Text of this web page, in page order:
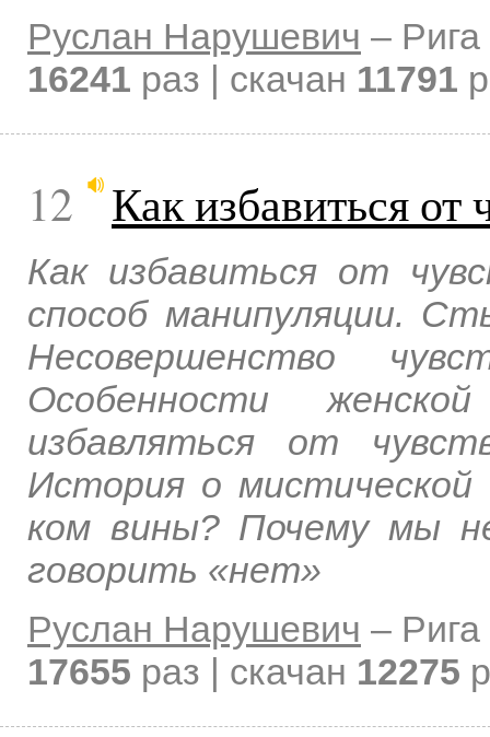
Руслан Нарушевич –
16241 раз | скачан 11791
12 Как избавиться от
Как избавиться от
способ манипуляции.
Несовершенство
Особенности
избавляться от
История о
ком вины? Почему мы
говорить «нет»
Руслан Нарушевич –
17655 раз | скачан 12275